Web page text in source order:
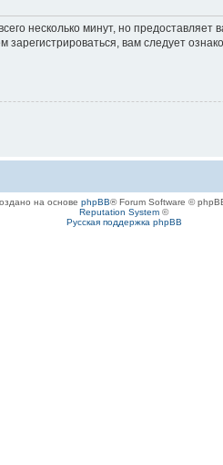
несколько минут, но
вам следует
на основе phpBB® Forum Software ©
Reputation System ©
Русская поддержка phpBB